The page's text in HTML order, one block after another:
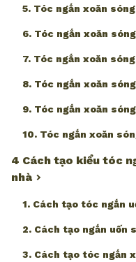
5. Tóc ngắn xoăn
6. Tóc ngắn xoăn
7. Tóc ngắn xoăn
8. Tóc ngắn xoăn
9. Tóc ngắn xoăn
10. Tóc ngắn xoăn
4 Cách tạo kiểu tóc
nhà
1. Cách tạo tóc ngắn
2. Cách tạo ngắn uốn
3. Cách tạo tóc ngắn